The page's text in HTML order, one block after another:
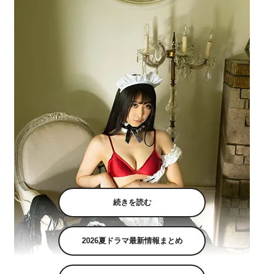
続きを読む
2026夏ドラマ最新情報まとめ